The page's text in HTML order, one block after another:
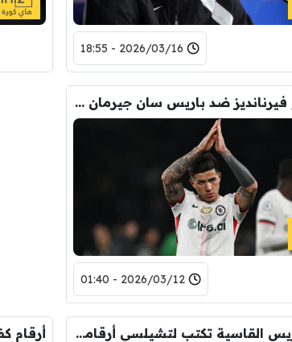
2026/03/16 - 18:55
أرقام إنزو فيرنانديز ضد باريس سان جيرمان في دوري أبطال أوروبا
2026/03/12 - 01:40
هزيمة باريس القاسية تكتب لتشيلسي أرقاما سلبية